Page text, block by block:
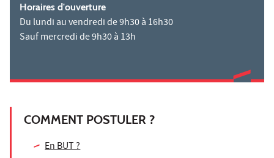
Horaires d'ouverture
Du lundi au vendredi de 9h30 à 16h30
Sauf mercredi de 9h30 à 13h
COMMENT POSTULER ?
En BUT ?